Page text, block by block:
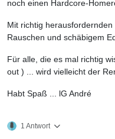
noch einen Hardcore-
Mit richtig
Rauschen und schäbigem
Für alle, die es mal richtig
out ) ... wird vielleicht der
Habt Spaß ... lG André
1 Antwort